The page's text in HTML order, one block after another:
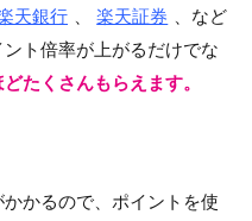
天銀行 楽天証券
、など
ト倍率が上がるだけでな
たくさんもらえます。
かるので、ポイントを使